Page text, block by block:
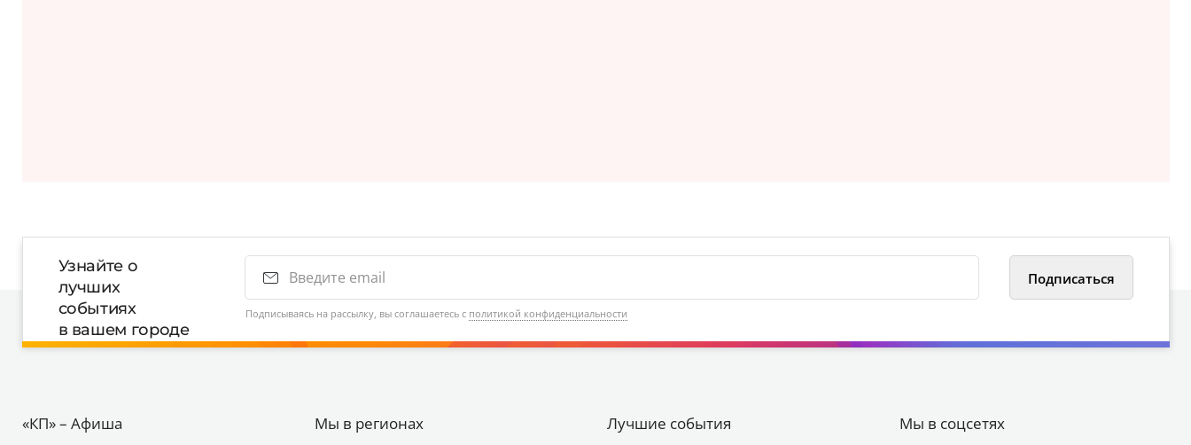
Узнайте о
лучших
событиях
в вашем городе
Подписываясь на рассылку, вы соглашаетесь с политикой конфиденциальности
«КП» – Афиша Мы в регионах Лучшие события Мы в соцсетях